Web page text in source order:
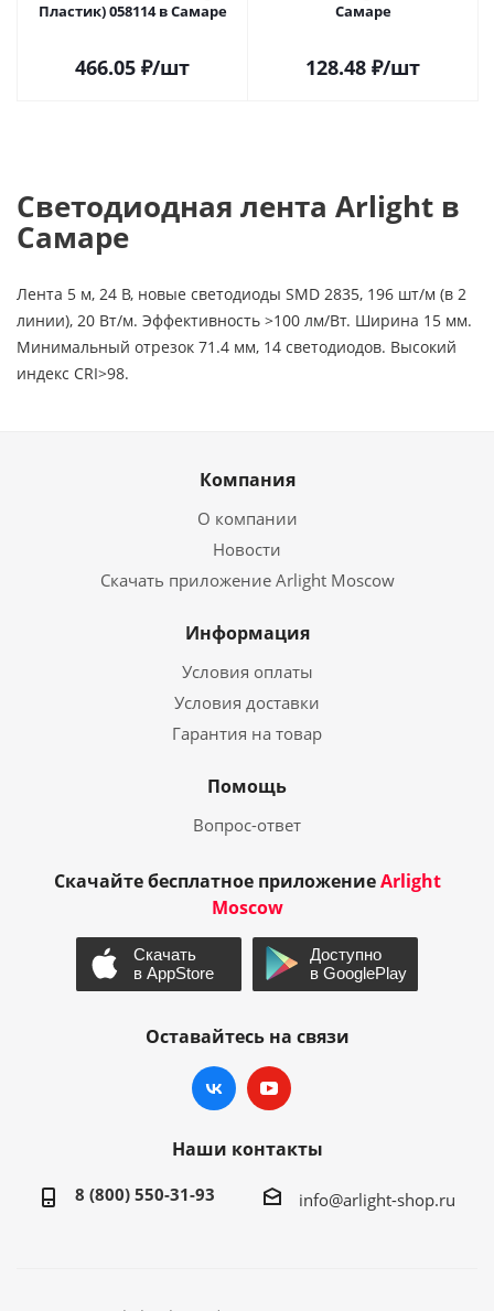
Пластик) 058114 в Самаре
466.05 ₽/шт
Самаре
128.48 ₽/шт
Светодиодная лента Arlight в
Самаре
Лента 5 м, 24 В, новые светодиоды SMD 2835, 196 шт/м (в 2
линии), 20 Вт/м. Эффективность >100 лм/Вт. Ширина 15 мм.
Минимальный отрезок 71.4 мм, 14 светодиодов. Высокий
индекс CRI>98.
Компания
О компании
Новости
Скачать приложение Arlight Moscow
Информация
Условия оплаты
Условия доставки
Гарантия на товар
Помощь
Вопрос-ответ
Скачайте бесплатное приложениеArlight
Moscow
Оставайтесь на связи
Наши контакты
8 (800) 550-31-93 info@arlight-shop.ru